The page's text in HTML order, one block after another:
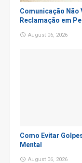
Comunicação
Reclamação em
August 06, 2026
Como Evitar
Mental
August 06, 2026